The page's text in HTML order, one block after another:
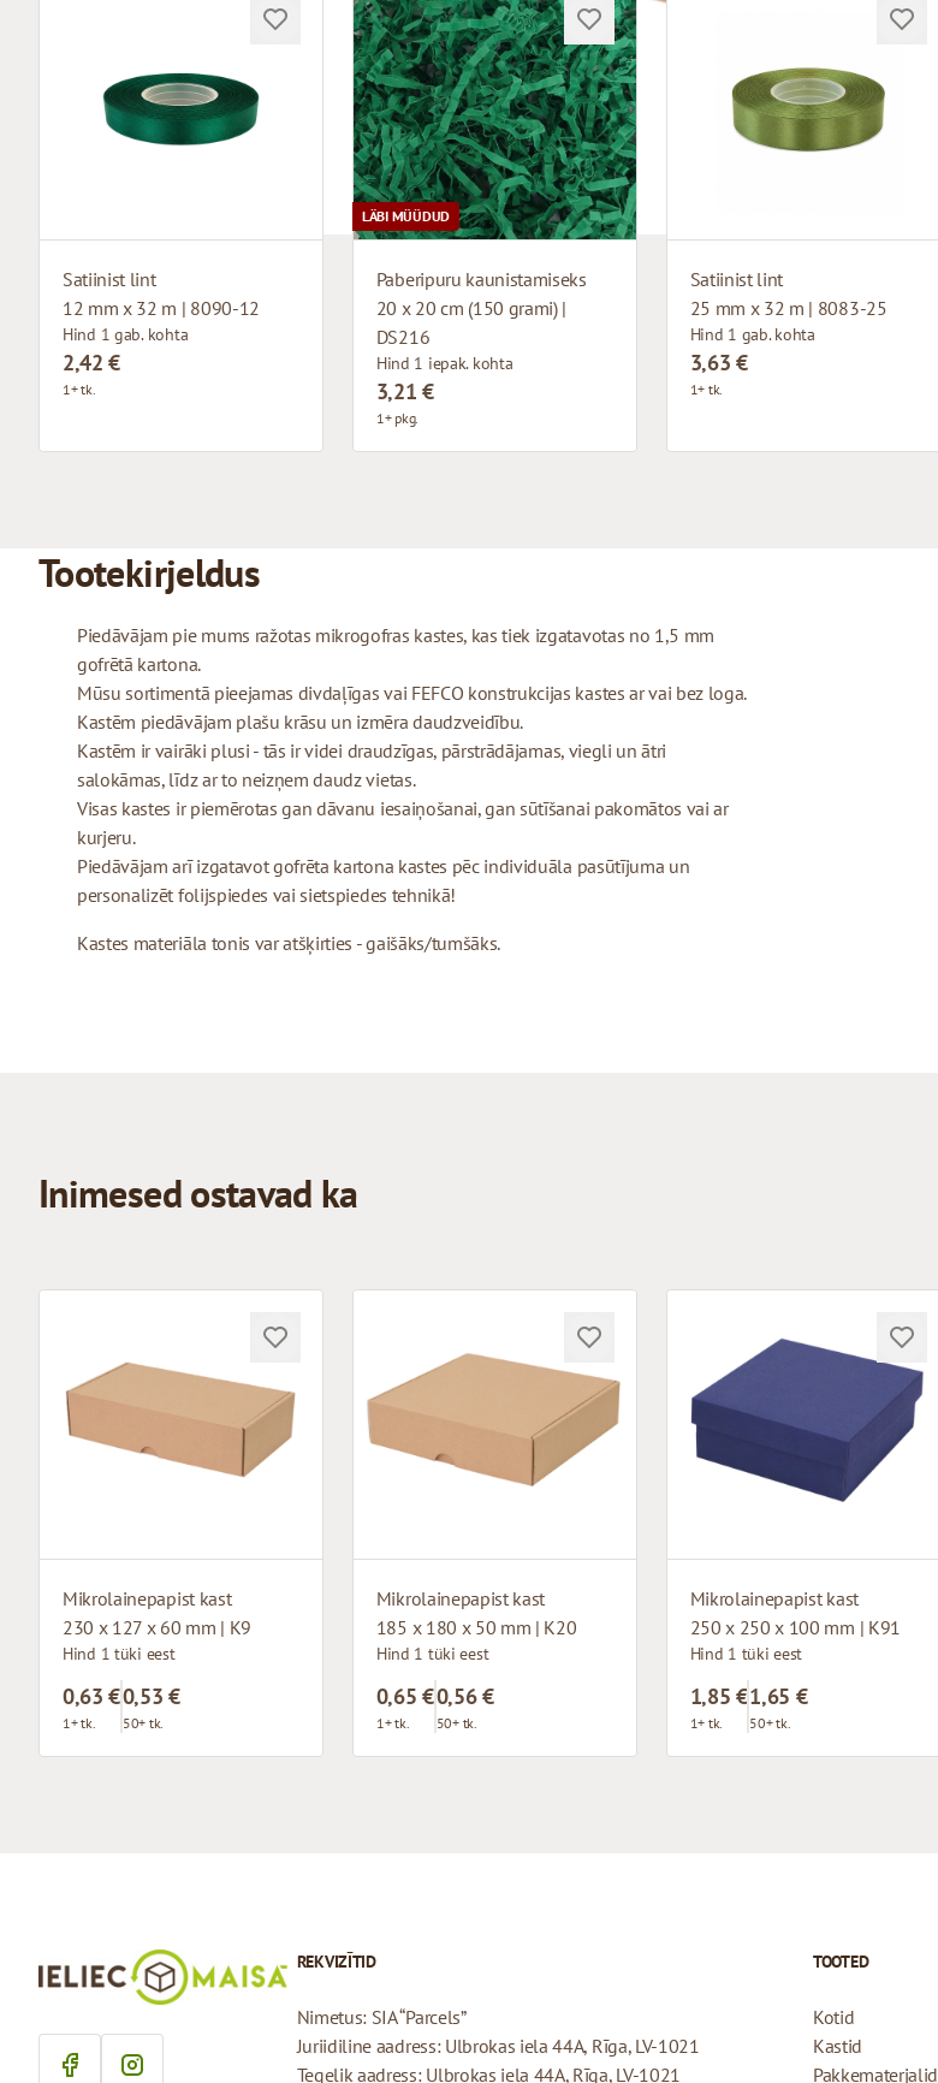
Satiinist lint
12 mm x 32 m | 8090-12
Hind 1 gab. kohta
2,42 €
1+ tk.
LÄBI MÜÜDUD
Paberipuru kaunistamiseks
20 x 20 cm (150 grami) |
DS216
Hind 1 iepak. kohta
3,21 €
1+ pkg.
Satiinist lint
25 mm x 32 m | 8083-25
Hind 1 gab. kohta
3,63 €
1+ tk.
Tootekirjeldus
Piedāvājam pie mums ražotas mikrogofras kastes, kas tiek izgatavotas no 1,5 mm
gofrētā kartona.
Mūsu sortimentā pieejamas divdaļīgas vai FEFCO konstrukcijas kastes ar vai bez loga.
Kastēm piedāvājam plašu krāsu un izmēra daudzveidību.
Kastēm ir vairāki plusi - tās ir videi draudzīgas, pārstrādājamas, viegli un ātri
salokāmas, līdz ar to neizņem daudz vietas.
Visas kastes ir piemērotas gan dāvanu iesaiņošanai, gan sūtīšanai pakomātos vai ar
kurjeru.
Piedāvājam arī izgatavot gofrēta kartona kastes pēc individuāla pasūtījuma un
personalizēt folijspiedes vai sietspiedes tehnikā!
Kastes materiāla tonis var atšķirties - gaišāks/tumšāks.
Inimesed ostavad ka
Mikrolainepapist kast
230 x 127 x 60 mm | K9
Hind 1 tüki eest
0,63 €
1+ tk.
0,53 €
50+ tk.
Mikrolainepapist kast
185 x 180 x 50 mm | K20
Hind 1 tüki eest
0,65 €
1+ tk.
0,56 €
50+ tk.
Mikrolainepapist kast
250 x 250 x 100 mm | K91
Hind 1 tüki eest
1,85 €
1+ tk.
1,65 €
50+ tk.
REKVIZĪTID
Nimetus: SIA “Parcels”
Juriidiline aadress: Ulbrokas iela 44A, Rīga, LV-1021
Tegelik aadress: Ulbrokas iela 44A, Rīga, LV-1021
TOOTED
Kotid
Kastid
Pakkematerjalid